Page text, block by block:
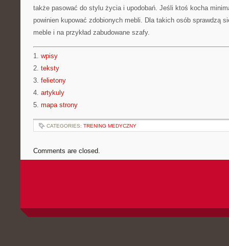
także pasować do stylu życia i upodobań. Jeśli ktoś kocha
powinien kupować zdobionych mebli. Dla takich osób sprawdzą
meble i na przykład zabudowane szafy.
1. wpisy
2. teksty
3. felietony
4. artykuly
5. mapa strony
CATEGORIES: TRENING MEDYCZNY
Comments are closed.